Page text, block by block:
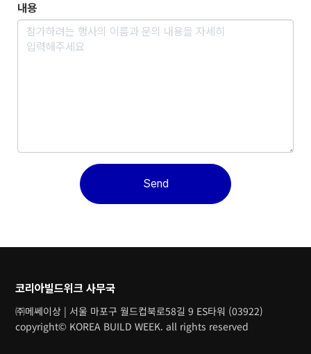
내용
Send
코리아빌드위크 사무국
㈜메쎄이상 | 서울 마포구 월드컵북로58길 9 ES타워 (03922)
copyright© KOREA BUILD WEEK. all rights reserved